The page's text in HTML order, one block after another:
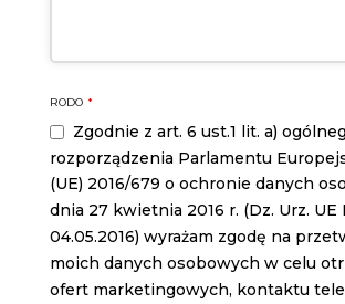
RODO *
Zgodnie z art. 6 ust.1 lit. a)
rozporządzenia Parlamentu
(UE) 2016/679 o ochronie danych
dnia 27 kwietnia 2016 r. (Dz. Urz. UE
04.05.2016) wyrażam zgodę na
moich danych osobowych w celu
ofert marketingowych, kontaktu